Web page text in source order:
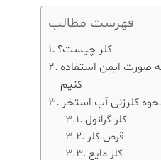
فهرست مطالب
کلر چیست؟
صورت ایمن استفاده
کنیم
کلرزنی آب استخر
کلر گرانول
قرص کلر
کلر مایع